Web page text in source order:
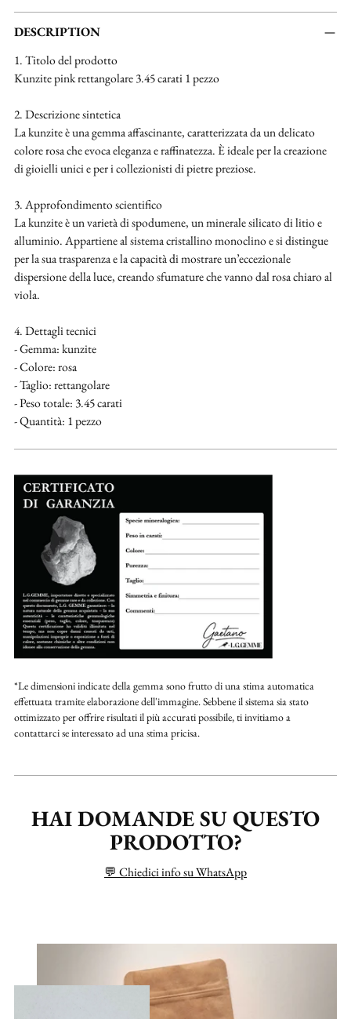
Aggiungere
un
al
carrello...
DESCRIPTION
1. Titolo del prodotto
Kunzite pink rettangolare 3.45 carati 1 pezzo
2. Descrizione sintetica
La kunzite è una gemma affascinante, caratterizzata da un delicato
colore rosa che evoca eleganza e raffinatezza. È ideale per la creazione
di gioielli unici e per i collezionisti di pietre preziose.
3. Approfondimento scientifico
La kunzite è un varietà di spodumene, un minerale silicato di litio e
alluminio. Appartiene al sistema cristallino monoclino e si distingue
per la sua trasparenza e la capacità di mostrare un’eccezionale
dispersione della luce, creando sfumature che vanno dal rosa chiaro al
viola.
4. Dettagli tecnici
- Gemma: kunzite
- Colore: rosa
- Taglio: rettangolare
- Peso totale: 3.45 carati
- Quantità: 1 pezzo
*Le dimensioni indicate della gemma sono frutto di una stima automatica
effettuata tramite elaborazione dell'immagine. Sebbene il sistema sia stato
ottimizzato per offrire risultati il più accurati possibile, ti invitiamo a
contattarci se interessato ad una stima pricisa.
HAI DOMANDE SU QUESTO
PRODOTTO?
💬 Chiedici info su WhatsApp